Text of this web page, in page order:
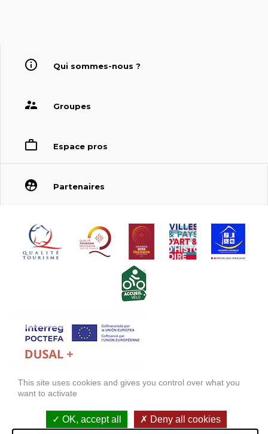
Qui sommes-nous ?
Groupes
Espace pros
Partenaires
FONDS EUROPÉEN DE DÉVELOPPEMENT RÉGIONAL (FEDER)
Mentions légales
This site uses cookies and gives you control over what you
want to activate
OK, accept all Deny all cookies